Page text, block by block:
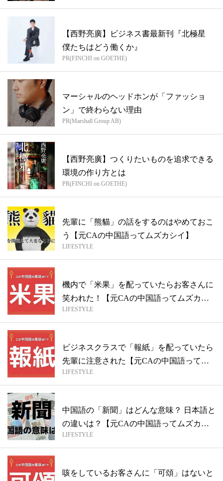
【西野亮廣】ビジネス書最新刊『北極星
僕たちはどう働くか』
PR(FINCHI on GOETHE)
マーシャルのヘッドホンが「ファッショ
ン」で終わらない理由
PR(Marshall Group AB)
【西野亮廣】つくりたいものを追求できる
環境の作り方とは
PR(FINCHI on GOETHE)
先輩に「熊貓」の話をするのはやめておこ
う【元CAの中国語ってムズカシイ】
LIFESTYLE
機内で「米果」を配っていたらお客さんに
笑われた！【元CAの中国語ってムズカシ
イ】
LIFESTYLE
ビジネスクラスで「報紙」を配っていたら
先輩に注意された【元CAの中国語ってム
ズカ...
LIFESTYLE
中国語の「新聞」はどんな意味？ 日本語と
の違いは？【元CAの中国語ってムズカシ
イ...
LIFESTYLE
咳をしているお客さんに「可頌」はないと